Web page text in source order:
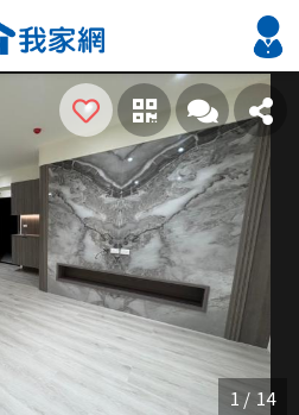
搜尋
熱門關鍵字
2026 新北降價好屋限量釋出
2026 台南降價好屋限量釋出